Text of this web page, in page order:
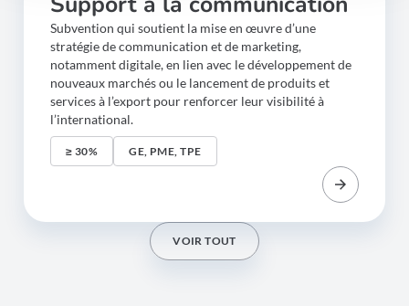
Subvention qui soutient la mise en œuvre d’une
stratégie de communication et de marketing,
notamment digitale, en lien avec le développement de
nouveaux marchés ou le lancement de produits et
services à l’export pour renforcer leur visibilité à
l’international.
≥ 30% GE, PME, TPE
VOIR TOUT